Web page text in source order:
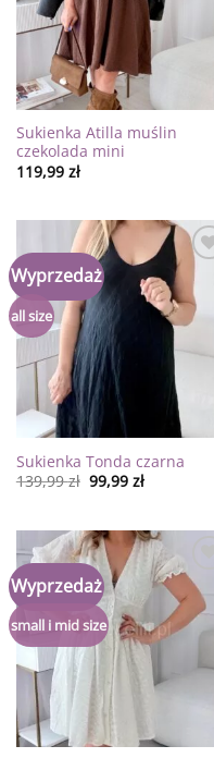
Sukienka Atilla muślin
czekolada mini
119,99 zł
Wyprzedaż
all size
do
listy
życzeń
Sukienka Tonda czarna
139,99zł 99,99 zł
Wyprzedaż
small i mid size
Dodaj
do
listy
życzeń